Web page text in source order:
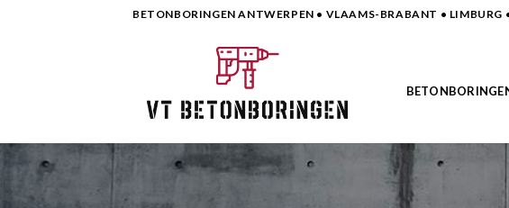
BETONBORINGEN ANTWERPEN • VLAAMS-BRABANT • LIMBURG